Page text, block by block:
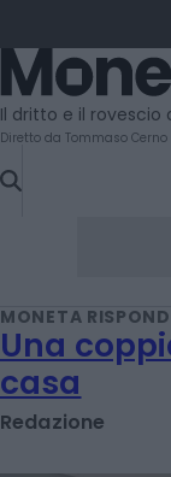
TO
CONTENT
Moneta
Il dritto e il rovescio
Diretto da Tommaso Cerno
MONETA
Una
casa
Redazione